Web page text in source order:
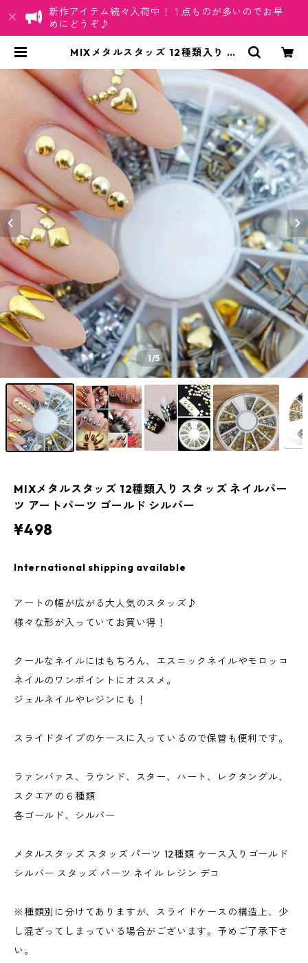
新作アイテム続々入荷中！１点ものが多いのでお早
めにどうぞ♪
MIXメタルスタッズ 12種類入り ス
ゴールド シルバー | ちゅらネット
「にふぇーでーびる」
1/5
MIXメタルスタッズ 12種類入り スタッズ ネイルパー
ツ アートパーツ ゴールド シルバー
¥498
International shipping available
アートの幅が広がる大人気のスタッズ♪
様々な形が入っていてお買い得！
クールなネイルにはもちろん、エスニックネイルやモロッコ
ネイルのワンポイントにオススメ。
ジェルネイルやレジンにも！
スライドタイプのケースに入っているので保管も便利です。
ラァンバァス、ラウンド、スター、ハート、レクタングル、
スクエアの６種類
各ゴールド、シルバー
メタルスタッズ スタッズ パーツ 12種類 ケース入りゴールド
シルバー スタッズ パーツ ネイル レジン デコ
※種類別に分けてありますが、スライドケースの構造上、少
し混ざってしまっている場合がございます。予めご了承下さ
い。